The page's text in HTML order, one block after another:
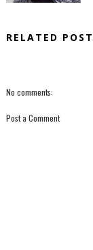
RELATED
No comments:
Post a Comment